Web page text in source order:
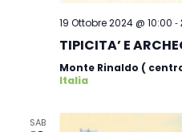
19 Ottobre 2024 @ 10:00 -
TIPICITA’ E
Monte Rinaldo (
Italia
SAB